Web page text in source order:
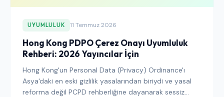
UYUMLULUK 11 Temmuz 2026
Hong Kong PDPO Çerez Onayı Uyumluluk
Rehberi: 2026 Yayıncılar İçin
Hong Kong'un Personal Data (Privacy) Ordinance'ı
Asya'daki en eski gizlilik yasalarından biriydi ve yasal
reforma değil PCPD rehberliğine dayanarak sessiz